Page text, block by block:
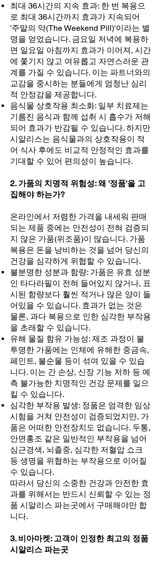
최대 36시간의 지속 효과: 한 번 복용으
로 최대 36시간까지 효과가 지속되어
'주말의 약(The Weekend Pill)'이라는 별
명을 얻었습니다. 금요일 저녁에 복용하
면 일요일 아침까지 효과가 이어져, 시간
에 쫓기지 않고 여유롭고 자연스러운 관
계를 가질 수 있습니다. 이는 파트너와의
교감을 중시하는 분들에게 엄청난 심리
적 안정감을 제공합니다.
음식물 상호작용 최소화: 일부 치료제는
기름진 음식과 함께 섭취 시 흡수가 저해
되어 효과가 반감될 수 있습니다. 하지만
시알리스는 음식물과의 상호작용이 적
어 식사 후에도 비교적 안정적인 효과를
기대할 수 있어 편의성이 높습니다.
2. 가품의 치명적 위험성: 왜 '정품'을 고
집해야 하는가?
온라인에서 저렴한 가격을 내세워 판매
되는 제품 중에는 안전성이 전혀 검증되
지 않은 가품(위조품)이 많습니다. 가품
복용은 돈을 낭비하는 것을 넘어 당신의
건강을 심각하게 위협할 수 있습니다.
불분명한 성분과 함량: 가품은 유효 성분
인 타다라필이 전혀 들어있지 않거나, 표
시된 함량보다 훨씬 적거나 많은 양이 들
어있을 수 있습니다. 효과가 없는 것은
물론, 과다 복용으로 인한 심각한 부작용
을 초래할 수 있습니다.
유해 물질 함유 가능성: 제조 과정이 불
투명한 가품에는 인체에 유해한 중금속,
페인트, 불순물 등이 섞여 있을 수 있습
니다. 이는 간 손상, 신장 기능 저하 등 예
측 불가능한 치명적인 건강 문제를 일으
킬 수 있습니다.
심각한 부작용 발생: 정품은 엄격한 임상
시험을 거쳐 안전성이 검증되었지만, 가
품은 어떠한 안전장치도 없습니다. 두통,
안면홍조 같은 일반적인 부작용을 넘어
심근경색, 뇌졸중, 심각한 저혈압 쇼크
등 생명을 위협하는 부작용으로 이어질
수 있습니다.
따라서 당신의 소중한 건강과 안전한 효
과를 위해서는 반드시 신뢰할 수 있는 정
품 시알리스 파는곳에서 구매해야만 합
니다.
3. 비아마켓: 고객이 인정한 최고의 정품
시알리스 파는곳